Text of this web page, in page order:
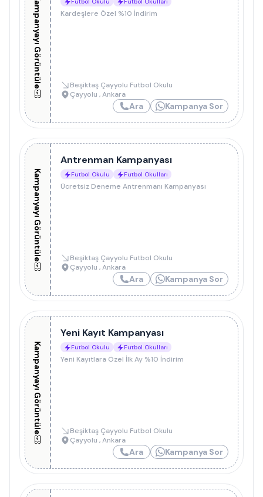
Kampanyayı Görüntüle Futbol Okulu Futbol Okulları
Kardeşlere Özel %10 İndirim
Beşiktaş Çayyolu Futbol Okulu
Çayyolu ,Ankara
Ara Kampanya Sor
Kampanyayı Görüntüle
Antrenman Kampanyası
Futbol Okulu Futbol Okulları
Ücretsiz Deneme Antrenmanı Kampanyası
Beşiktaş Çayyolu Futbol Okulu
Çayyolu ,Ankara
Ara Kampanya Sor
Kampanyayı Görüntüle
Yeni Kayıt Kampanyası
Futbol Okulu Futbol Okulları
Yeni Kayıtlara Özel İlk Ay %10 İndirim
Beşiktaş Çayyolu Futbol Okulu
Çayyolu ,Ankara
Ara Kampanya Sor